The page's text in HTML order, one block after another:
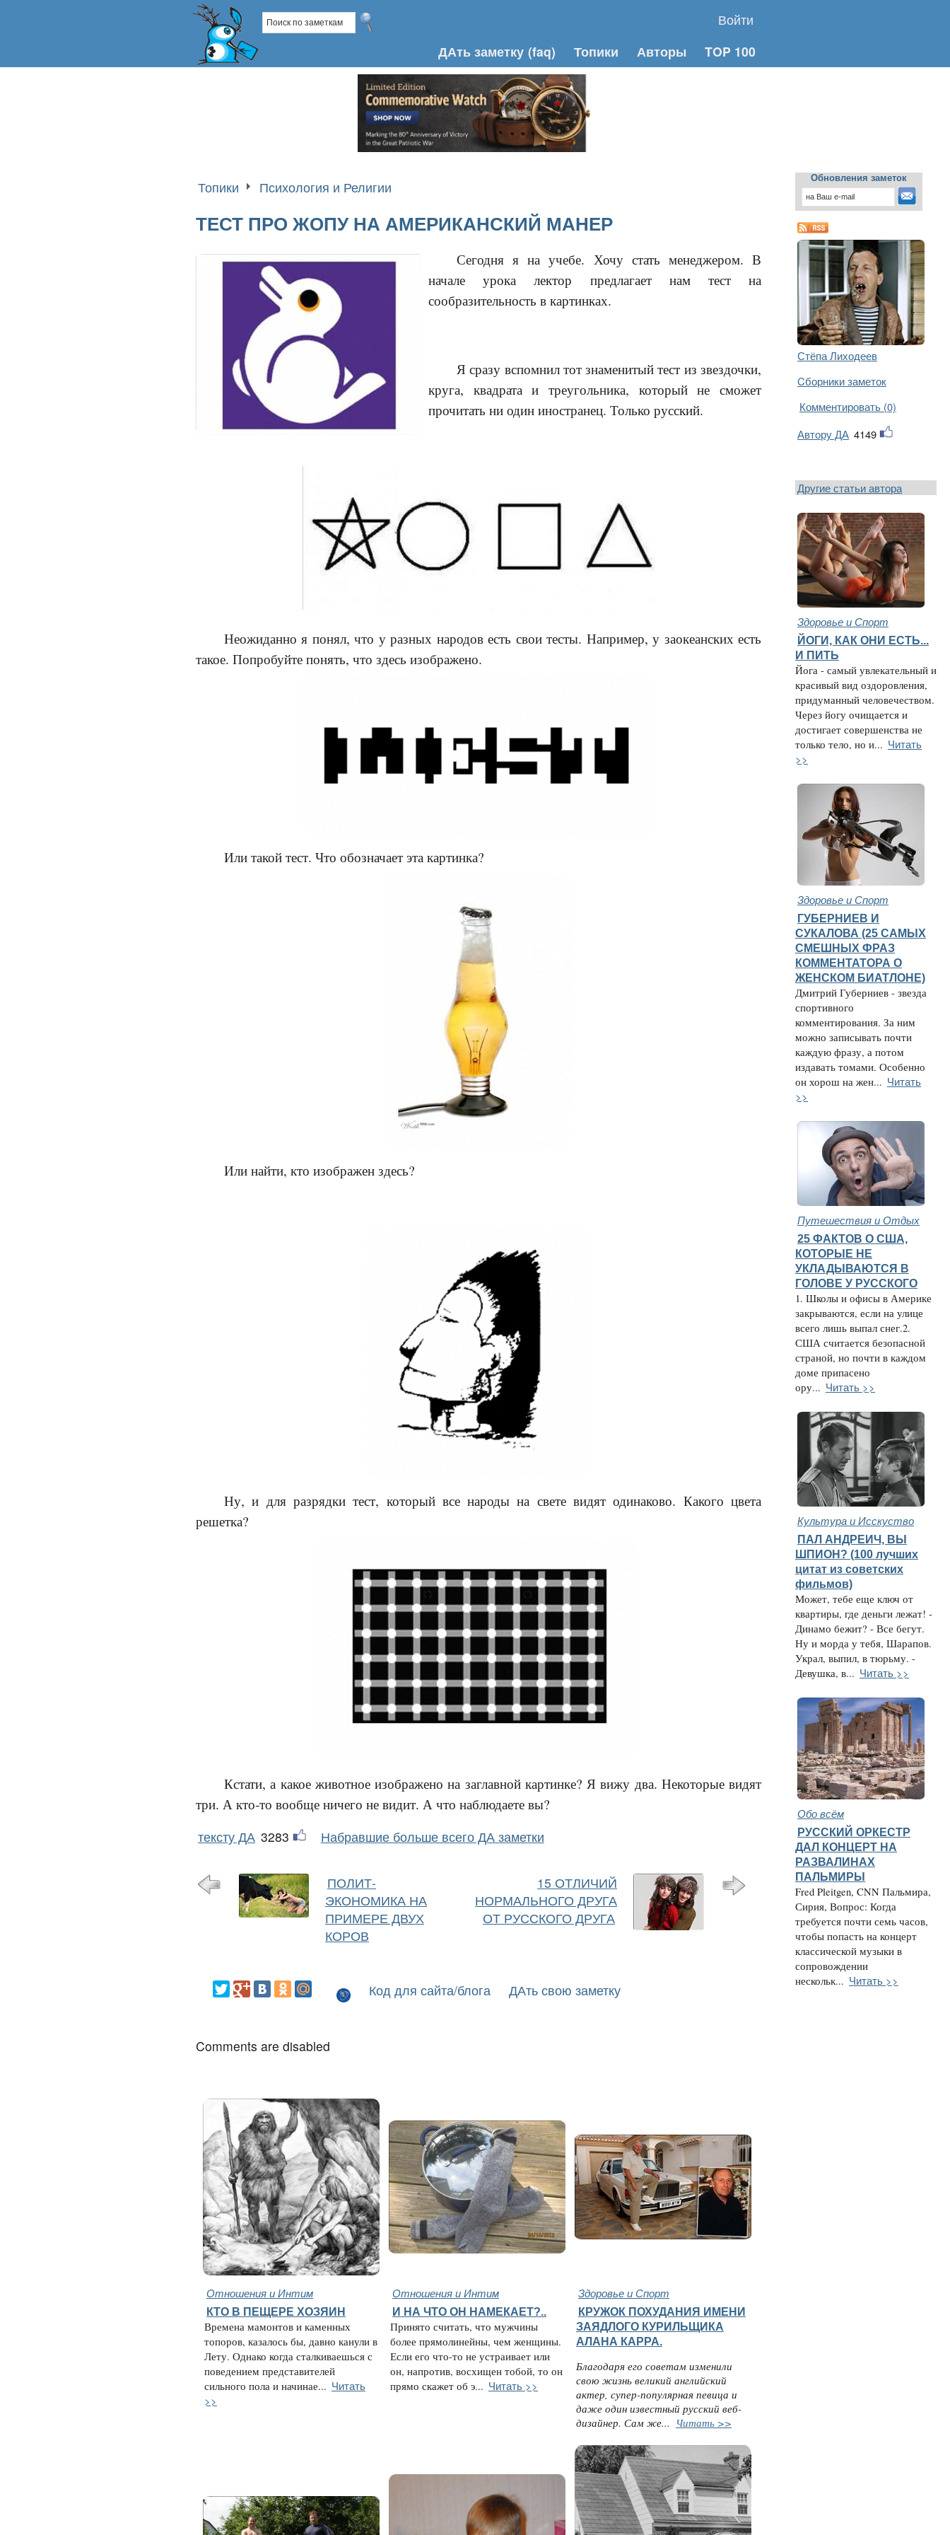
Войти
ДАть заметку (faq) Топики Авторы TOP 100
Топики Психология и Религии
ТЕСТ ПРО ЖОПУ НА АМЕРИКАНСКИЙ МАНЕР
Сегодня я на учебе. Хочу стать менеджером. В
начале урока лектор предлагает нам тест на
сообразительность в картинках.
Я сразу вспомнил тот знаменитый тест из звездочки,
круга, квадрата и треугольника, который не сможет
прочитать ни один иностранец. Только русский.
Неожиданно я понял, что у разных народов есть свои тесты. Например, у заокеанских есть
такое. Попробуйте понять, что здесь изображено.
Или такой тест. Что обозначает эта картинка?
Или найти, кто изображен здесь?
Ну, и для разрядки тест, который все народы на свете видят одинаково. Какого цвета
решетка?
Кстати, а какое животное изображено на заглавной картинке? Я вижу два. Некоторые видят
три. А кто-то вообще ничего не видит. А что наблюдаете вы?
тексту ДА 3283 Набравшие больше всего ДА заметки
ПОЛИТ-
ЭКОНОМИКА НА
ПРИМЕРЕ ДВУХ
КОРОВ
15 ОТЛИЧИЙ
НОРМАЛЬНОГО ДРУГА
ОТ РУССКОГО ДРУГА
Код для сайта/блога ДАть свою заметку
Comments are disabled
Отношения и Интим Отношения и Интим Здоровье и Спорт
КТО В ПЕЩЕРЕ ХОЗЯИН
Времена мамонтов и каменных
топоров, казалось бы, давно канули в
Лету. Однако когда сталкиваешься с
поведением представителей
сильного пола и начинае... Читать
>>
И НА ЧТО ОН НАМЕКАЕТ?..
Принято считать, что мужчины
более прямолинейны, чем женщины.
Если его что-то не устраивает или
он, напротив, восхищен тобой, то он
прямо скажет об э... Читать >>
КРУЖОК ПОХУДАНИЯ ИМЕНИ
ЗАЯДЛОГО КУРИЛЬЩИКА
АЛАНА КАРРА.
Благодаря его советам изменили
свою жизнь великий английский
актер, супер-популярная певица и
даже один известный русский веб-
дизайнер. Сам же... Читать >>
Обновления заметок
Стёпа Лиходеев
Cборники заметок
Комментировать (0)
Автору ДА 4149
Другие статьи автора
Здоровье и Спорт
ЙОГИ, КАК ОНИ ЕСТЬ...
И ПИТЬ
Йога - самый увлекательный и
красивый вид оздоровления,
придуманный человечеством.
Через йогу очищается и
достигает совершенства не
только тело, но и... Читать
>>
Здоровье и Спорт
ГУБЕРНИЕВ И
СУКАЛОВА (25 САМЫХ
СМЕШНЫХ ФРАЗ
КОММЕНТАТОРА О
ЖЕНСКОМ БИАТЛОНЕ)
Дмитрий Губерниев - звезда
спортивного
комментирования. За ним
можно записывать почти
каждую фразу, а потом
издавать томами. Особенно
он хорош на жен... Читать
>>
Путешествия и Отдых
25 ФАКТОВ О США,
КОТОРЫЕ НЕ
УКЛАДЫВАЮТСЯ В
ГОЛОВЕ У РУССКОГО
1. Школы и офисы в Америке
закрываются, если на улице
всего лишь выпал снег.2.
США считается безопасной
страной, но почти в каждом
доме припасено
ору... Читать >>
Культура и Исскуство
ПАЛ АНДРЕИЧ, ВЫ
ШПИОН? (100 лучших
цитат из советских
фильмов)
Может, тебе еще ключ от
квартиры, где деньги лежат! -
Динамо бежит? - Все бегут.
Ну и морда у тебя, Шарапов.
Украл, выпил, в тюрьму. -
Девушка, в... Читать >>
Обо всём
РУССКИЙ ОРКЕСТР
ДАЛ КОНЦЕРТ НА
РАЗВАЛИНАХ
ПАЛЬМИРЫ
Fred Pleitgen, CNN Пальмира,
Сирия, Вопрос: Когда
требуется почти семь часов,
чтобы попасть на концерт
классической музыки в
сопровождении
нескольк... Читать >>